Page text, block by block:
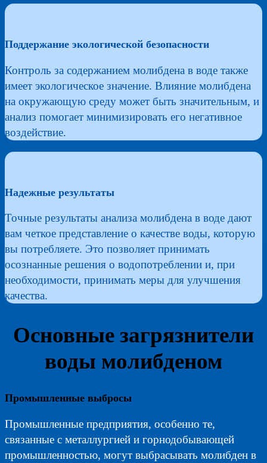
Поддержание экологической безопасности
Контроль за содержанием молибдена в воде также
имеет экологическое значение. Влияние молибдена
на окружающую среду может быть значительным, и
анализ помогает минимизировать его негативное
воздействие.
Надежные результаты
Точные результаты анализа молибдена в воде дают
вам четкое представление о качестве воды, которую
вы потребляете. Это позволяет принимать
осознанные решения о водопотреблении и, при
необходимости, принимать меры для улучшения
качества.
Основные загрязнители
воды молибденом
Промышленные выбросы
Промышленные предприятия, особенно те,
связанные с металлургией и горнодобывающей
промышленностью, могут выбрасывать молибден в